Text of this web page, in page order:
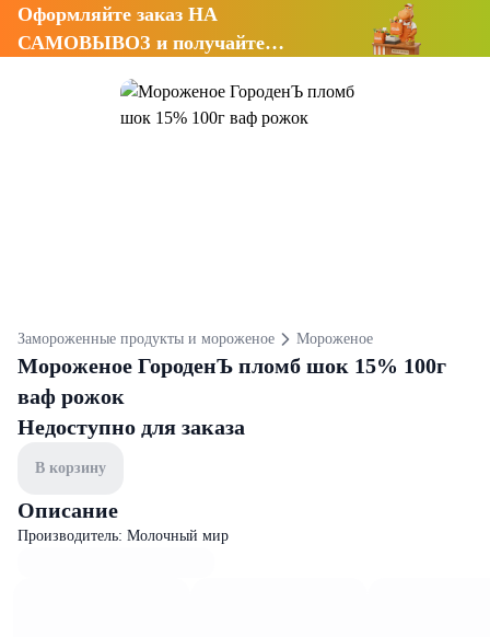
Оформляйте заказ НА
САМОВЫВОЗ и получайте
Замороженные продукты и мороженое Мороженое
Мороженое ГороденЪ пломб шок 15% 100г
ваф рожок
Недоступно для заказа
В корзину
Описание
Производитель: Молочный мир